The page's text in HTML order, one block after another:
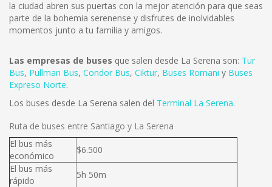
la ciudad abren sus puertas con la mejor atención para que seas
parte de la bohemia serenense y disfrutes de inolvidables
momentos junto a tu familia y amigos.
Las empresas de buses que salen desde La Serena son: Tur
Bus, Pullman Bus, Condor Bus, Ciktur, Buses Romani y Buses
Expreso Norte.
Los buses desde La Serena salen del Terminal La Serena.
Ruta de buses entre Santiago y La Serena
El bus más
económico
$6.500
El bus más
rápido
5h 50m